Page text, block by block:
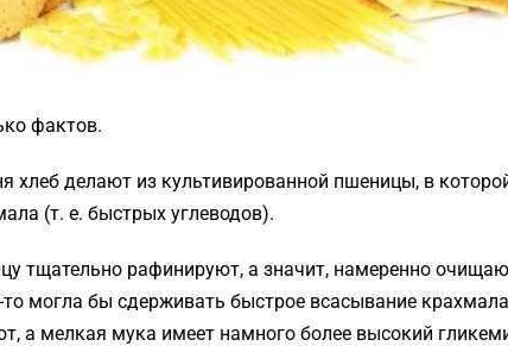
фактов.
хлеб делают из культивированной пшеницы, в
(т. е. быстрых углеводов).
тщательно рафинируют, а значит, намеренно
то могла бы сдерживать быстрое всасывание
а мелкая мука имеет намного более высокий